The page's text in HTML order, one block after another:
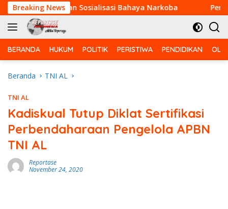
Langsung
ke
konten
Breaking News
Berikan Sosialisasi Bahaya Narkoba Perkuat
BERANDA HUKUM POLITIK PERISTIWA PENDIDIKAN
Beranda TNI AL
TNI AL
Kadiskual Tutup Diklat Sertifikasi
Perbendaharaan Pengelola APBN
TNI AL
Reportase
November 24, 2020